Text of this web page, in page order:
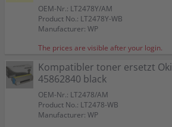
OEM-Nr.: LT2478Y/AM
Product No.: LT2478Y-WB
Manufacturer: WP
The prices are visible after your login.
Kompatibler toner ersetzt Oki
45862840 black
OEM-Nr.: LT2478/AM
Product No.: LT2478-WB
Manufacturer: WP